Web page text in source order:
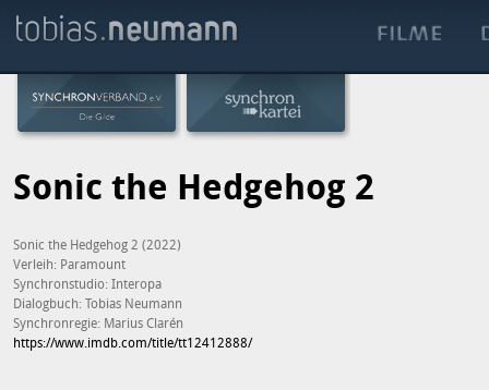
Sonic the Hedgehog 2
Sonic the Hedgehog 2 (2022)
Verleih: Paramount
Synchronstudio: Interopa
Dialogbuch: Tobias Neumann
Synchronregie: Marius Clarén
https://www.imdb.com/title/tt12412888/